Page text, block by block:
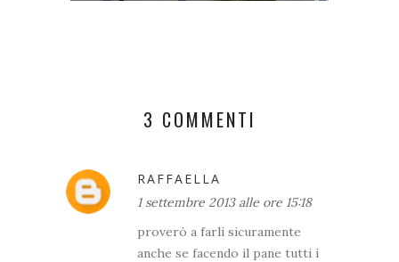
3 COMMENTI
RAFFAELLA
1 settembre 2013 alle ore 15:18
proverò a farli sicuramente
anche se facendo il pane tutti i